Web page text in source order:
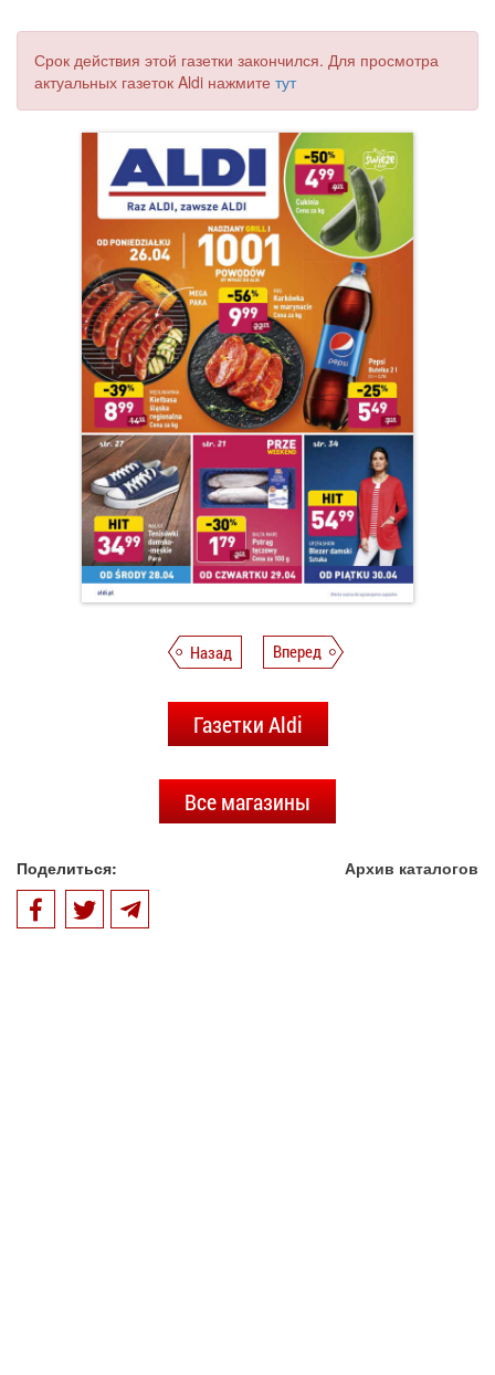
Срок действия этой газетки закончился. Для просмотра
актуальных газеток Aldi нажмите тут
Назад Вперед
Газетки Aldi
Все магазины
Поделиться: Архив каталогов